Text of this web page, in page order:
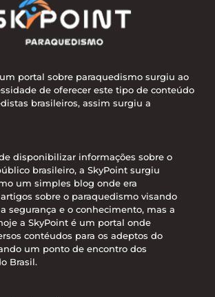
portal sobre paraquedismo surgiu ao
de oferecer este tipo de conteúdo
brasileiros, assim surgiu a
disponibilizar informações sobre o
brasileiro, a SkyPoint surgiu
um simples blog onde era
sobre o paraquedismo visando
segurança e o conhecimento, mas a
a SkyPoint é um portal onde
contéudos para os adeptos do
um ponto de encontro dos
Brasil.